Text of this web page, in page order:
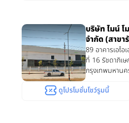
บริษัท ไมน์
จำกัด (สาขา
89 อาคารเอไ
ที่ 16 รัชดาภิเ
กรุงเทพมหาน
ดูโปรโมชั่นโชว์รูมนี้